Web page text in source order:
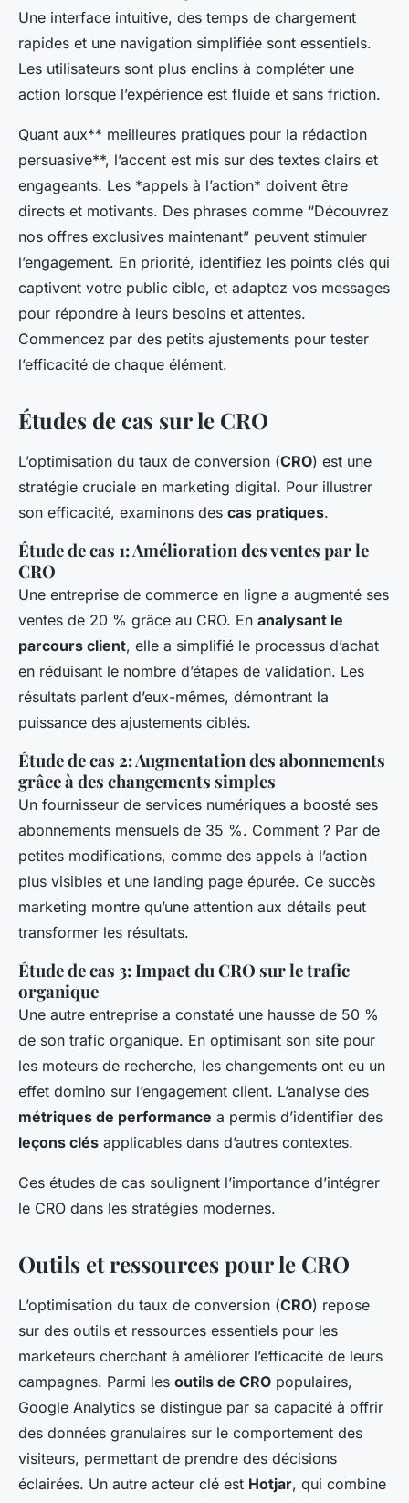
Une interface intuitive, des temps de chargement
rapides et une navigation simplifiée sont essentiels.
Les utilisateurs sont plus enclins à compléter une
action lorsque l’expérience est fluide et sans friction.
Quant aux** meilleures pratiques pour la rédaction
persuasive**, l’accent est mis sur des textes clairs et
engageants. Les *appels à l’action* doivent être
directs et motivants. Des phrases comme “Découvrez
nos offres exclusives maintenant” peuvent stimuler
l’engagement. En priorité, identifiez les points clés qui
captivent votre public cible, et adaptez vos messages
pour répondre à leurs besoins et attentes.
Commencez par des petits ajustements pour tester
l’efficacité de chaque élément.
Études de cas sur le CRO
L’optimisation du taux de conversion (CRO) est une
stratégie cruciale en marketing digital. Pour illustrer
son efficacité, examinons des cas pratiques.
Étude de cas 1: Amélioration des ventes par le
CRO
Une entreprise de commerce en ligne a augmenté ses
ventes de 20 % grâce au CRO. En analysant le
parcours client, elle a simplifié le processus d’achat
en réduisant le nombre d’étapes de validation. Les
résultats parlent d’eux-mêmes, démontrant la
puissance des ajustements ciblés.
Étude de cas 2: Augmentation des abonnements
grâce à des changements simples
Un fournisseur de services numériques a boosté ses
abonnements mensuels de 35 %. Comment ? Par de
petites modifications, comme des appels à l’action
plus visibles et une landing page épurée. Ce succès
marketing montre qu’une attention aux détails peut
transformer les résultats.
Étude de cas 3: Impact du CRO sur le trafic
organique
Une autre entreprise a constaté une hausse de 50 %
de son trafic organique. En optimisant son site pour
les moteurs de recherche, les changements ont eu un
effet domino sur l’engagement client. L’analyse des
métriques de performance a permis d’identifier des
leçons clés applicables dans d’autres contextes.
Ces études de cas soulignent l’importance d’intégrer
le CRO dans les stratégies modernes.
Outils et ressources pour le CRO
L’optimisation du taux de conversion (CRO) repose
sur des outils et ressources essentiels pour les
marketeurs cherchant à améliorer l’efficacité de leurs
campagnes. Parmi les outils de CRO populaires,
Google Analytics se distingue par sa capacité à offrir
des données granulaires sur le comportement des
visiteurs, permettant de prendre des décisions
éclairées. Un autre acteur clé est Hotjar, qui combine